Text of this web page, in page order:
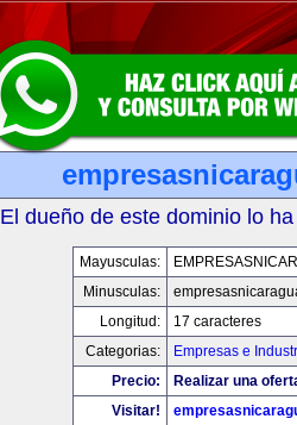
El dueño de este dominio lo
Mayusculas:
Minusculas:
Longitud:
17 caracteres
Categorias:
Empresas e
Precio:
Realizar una
Visitar!